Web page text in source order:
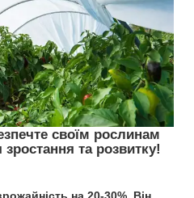
своїм рослинам
та розвитку!